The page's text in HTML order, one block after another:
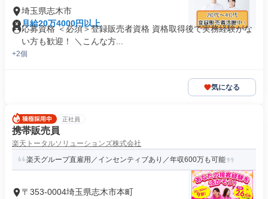
埼玉県志木市
月給20万4000円以上
応募資格 ＜必須＞登録販売者資格 資格取得後で実務経験がな
い方も歓迎！ ＼こんな方...
+2個
気になる
正社員
携帯販売員
楽天トータルソリューションズ株式会社
楽天グループ直雇用／インセンティブあり／年収600万も可能
〒353-0004埼玉県志木市本町